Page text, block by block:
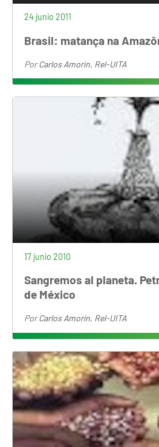
24 junio 2011
Brasil: matança na
PorCarlos Amorín, Rel-UITA
17 junio 2010
Sangremos al planeta.
de México
PorCarlos Amorín, Rel-UITA